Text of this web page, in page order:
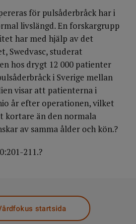
för pulsåderbråck har i
livslängd. En forskargrupp
har med hjälp av det
Swedvasc, studerat
hos drygt 12 000 patienter
i Sverige mellan
visar att patienterna i
år efter operationen, vilket
kortare än den normala
av samma ålder och kön.?
211.?
startsida